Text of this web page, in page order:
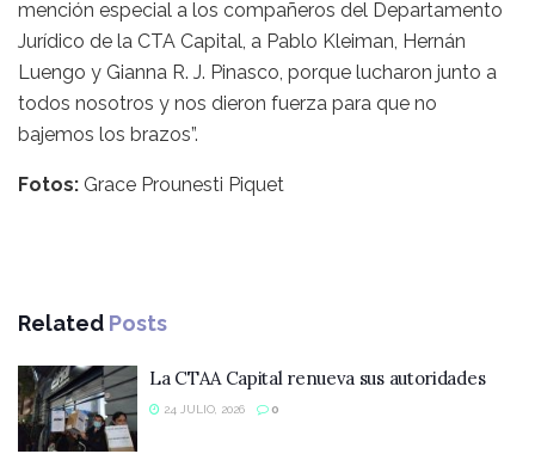
mención especial a los compañeros del Departamento
Jurídico de la CTA Capital, a Pablo Kleiman, Hernán
Luengo y Gianna R. J. Pinasco, porque lucharon junto a
todos nosotros y nos dieron fuerza para que no
bajemos los brazos”.
Fotos: Grace Prounesti Piquet
Related Posts
La CTAA Capital renueva sus autoridades
24 JULIO, 2026 0